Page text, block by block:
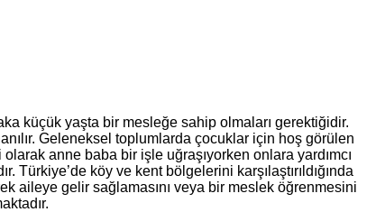
küçük yaşta bir mesleğe sahip olmaları gerektiğidir.
Geleneksel toplumlarda çocuklar için hoş görülen
anne baba bir işle uğraşıyorken onlara yardımcı
Türkiye’de köy ve kent bölgelerini karşılaştırıldığında
aileye gelir sağlamasını veya bir meslek öğrenmesini